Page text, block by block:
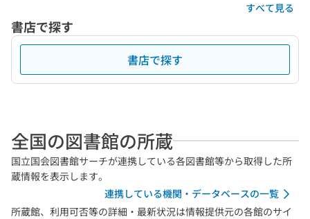
すべて見る
書店で探す
書店で探す
全国の図書館の所蔵
国立国会図書館サーチが連携している各図書館等から取得した所
蔵情報を表示します。
連携している機関・データベースの一覧
所蔵館、利用可否等の詳細・最新状況は情報提供元の各館のサイ